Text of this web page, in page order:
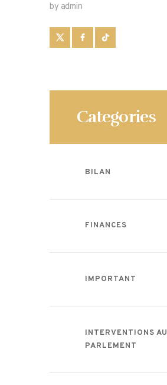
by admin
Categories
BILAN
FINANCES
IMPORTANT
INTERVENTIONS AU
PARLEMENT